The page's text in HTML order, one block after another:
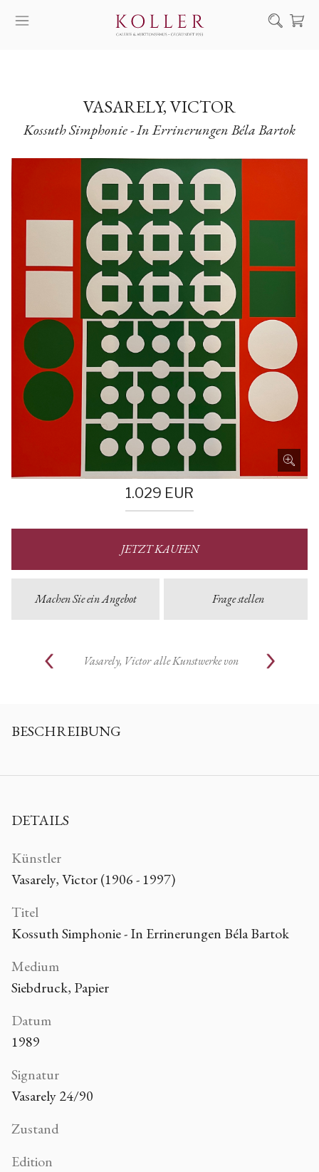
KÜNSTLER
KUNSTWERKE
AUKTION
AUSSTELLUNGEN
NACHRICHTEN
ÜBER UNS | KONTAKT
EN
HU
Suche
VASARELY, VICTOR
Kossuth Simphonie - In Errinerungen Béla Bartok
1.029 EUR
JETZT KAUFEN
Machen Sie ein Angebot Frage stellen
Vasarely, Victoralle Kunstwerke von
BESCHREIBUNG
DETAILS
Künstler
Vasarely, Victor (1906 - 1997)
Titel
Kossuth Simphonie - In Errinerungen Béla Bartok
Medium
Siebdruck, Papier
Datum
1989
Signatur
Vasarely 24/90
Zustand
Edition